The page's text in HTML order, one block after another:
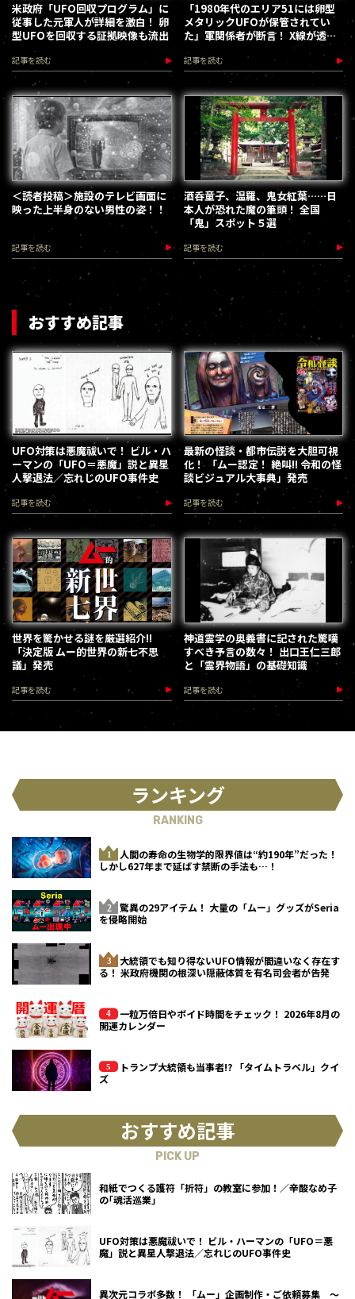
米政府「UFO回収プログラム」に
従事した元軍人が詳細を激白！ 卵
型UFOを回収する証拠映像も流出
記事を読む
「1980年代のエリア51には卵型
メタリックUFOが保管されてい
た」軍関係者が断言！ X線が透過
せず、こじ開けも不可、想像を超
えた特性
記事を読む
＜読者投稿＞施設のテレビ画面に
映った上半身のない男性の姿！！
記事を読む
酒呑童子、温羅、鬼女紅葉……日
本人が恐れた魔の筆頭！ 全国
「鬼」スポット５選
記事を読む
おすすめ記事
UFO対策は悪魔祓いで！ ビル・ハ
ーマンの「UFO＝悪魔」説と異星
人撃退法／忘れじのUFO事件史
記事を読む
最新の怪談・都市伝説を大胆可視
化！ 「ムー認定！ 絶叫!! 令和の怪
談ビジュアル大事典」発売
記事を読む
世界を驚かせる謎を厳選紹介!!
「決定版 ムー的世界の新七不思
議」発売
記事を読む
神道霊学の奥義書に記された驚嘆
すべき予言の数々！ 出口王仁三郎
と「霊界物語」の基礎知識
記事を読む
ランキング
RANKING
人間の寿命の生物学的限界値は“約190年”だった！
しかし627年まで延ばす禁断の手法も…！
驚異の29アイテム！ 大量の「ムー」グッズがSeria
を侵略開始
大統領でも知り得ないUFO情報が間違いなく存在す
る！ 米政府機関の根深い隠蔽体質を有名司会者が告発
一粒万倍日やボイド時間をチェック！ 2026年8月の
開運カレンダー
トランプ大統領も当事者!? 「タイムトラベル」クイ
ズ
おすすめ記事
PICK UP
和紙でつくる護符「折符」の教室に参加！／辛酸なめ子
の｢魂活巡業｣
UFO対策は悪魔祓いで！ ビル・ハーマンの「UFO＝悪
魔」説と異星人撃退法／忘れじのUFO事件史
異次元コラボ多数！ 「ムー」企画制作・ご依頼募集 ～